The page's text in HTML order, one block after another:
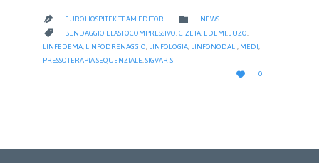
 EUROHOSPITEK TEAM EDITOR  CATEGORY
NEWS
 CATEGORY
BENDAGGIO ELASTOCOMPRESSIVO CIZETA EDEMI JUZO
LINFEDEMA, LINFODRENAGGIO, LINFOLOGIA, LINFONODALI , MEDI ,
PRESSOTERAPIA SEQUENZIALE,SIGVARIS

LOVE
0